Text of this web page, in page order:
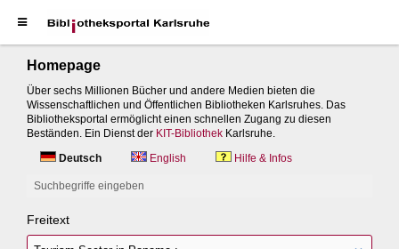
Homepage
Über sechs Millionen Bücher und andere Medien bieten die
Wissenschaftlichen und Öffentlichen Bibliotheken Karlsruhes. Das
Bibliotheksportal ermöglicht einen schnellen Zugang zu diesen
Beständen. Ein Dienst der KIT-Bibliothek Karlsruhe.
Deutsch
English Hilfe & Infos
Suchbegriffe eingeben
Freitext